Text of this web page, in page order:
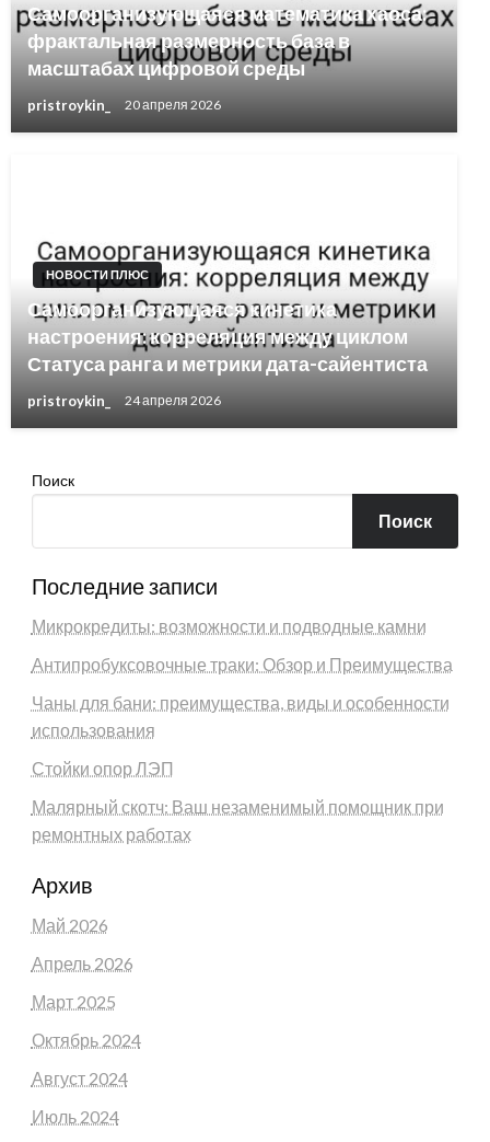
Самоорганизующаяся математика хаоса:
фрактальная размерность база в
масштабах цифровой среды
pristroykin_ 20 апреля 2026
НОВОСТИ ПЛЮС
Самоорганизующаяся кинетика
настроения: корреляция между циклом
Статуса ранга и метрики дата-сайентиста
pristroykin_ 24 апреля 2026
Поиск
Поиск
Последние записи
Микрокредиты: возможности и подводные камни
Антипробуксовочные траки: Обзор и Преимущества
Чаны для бани: преимущества, виды и особенности
использования
Стойки опор ЛЭП
Малярный скотч: Ваш незаменимый помощник при
ремонтных работах
Архив
Май 2026
Апрель 2026
Март 2025
Октябрь 2024
Август 2024
Июль 2024